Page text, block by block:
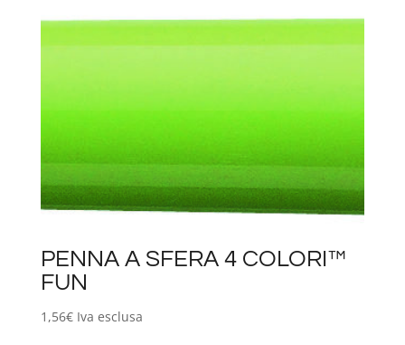
PENNA A SFERA 4 COLORI™
FUN
1,56€ Iva esclusa